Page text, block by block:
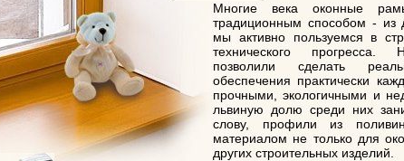
Многие века оконные рамы
традиционным способом - из
мы активно пользуемся в
технического прогресса.
позволили сделать
обеспечения практически
прочными, экологичными и
львиную долю среди них
слову, профили из
материалом не только для
других строительных изделий.